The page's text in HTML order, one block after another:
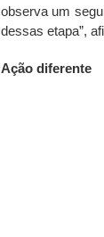
observa um
dessas etapa”,
Ação diferente